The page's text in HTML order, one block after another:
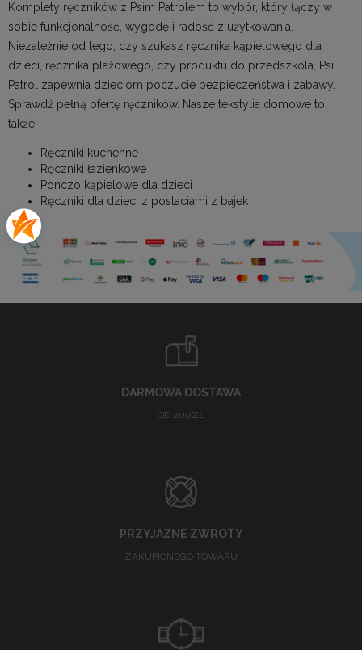
Komplety ręczników z Psim Patrolem to wybór, który łączy w
sobie funkcjonalność, wygodę i radość z użytkowania.
Niezależnie od tego, czy szukasz ręcznika kąpielowego dla
dzieci, ręcznika plażowego, czy produktu do przedszkola, Psi
Patrol zapewnia dzieciom poczucie bezpieczeństwa i zabawy.
Sprawdź pełną ofertę ręczników. Nasze tekstylia domowe to
także:
Ręczniki kuchenne
Ręczniki łazienkowe
Ponczo kąpielowe dla dzieci
Ręczniki dla dzieci z postaciami z bajek
DARMOWA DOSTAWA
OD 200ZŁ
PRZYJAZNE ZWROTY
ZAKUPIONEGO TOWARU